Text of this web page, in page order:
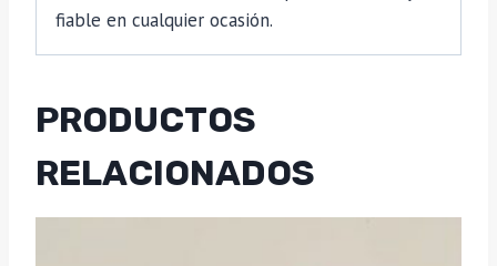
fiable en cualquier ocasión.
PRODUCTOS
RELACIONADOS